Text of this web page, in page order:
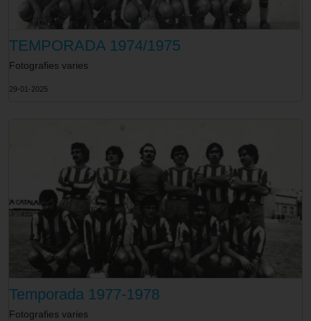
TEMPORADA 1974/1975
Fotografies varies
29-01-2025
Temporada 1977-1978
Fotografies varies